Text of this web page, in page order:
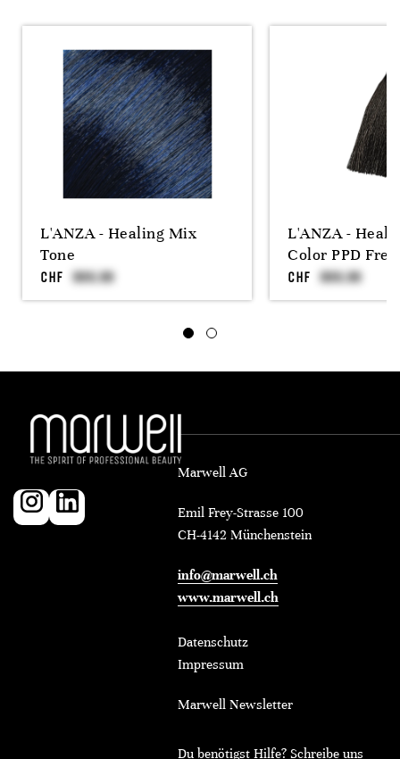
L'ANZA - Healing Mix
Tone
CHF
L'ANZA -
Color PPD Free
CHF
Marwell AG
Emil Frey-Strasse 100
CH-4142 Münchenstein
info@marwell.ch
www.marwell.ch
Datenschutz
Impressum
Marwell Newsletter
Du benötigst Hilfe? Schreibe uns